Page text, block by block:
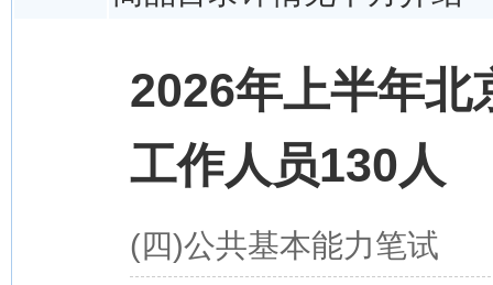
2026年上半年北
工作人员130人
(四)公共基本能力笔试